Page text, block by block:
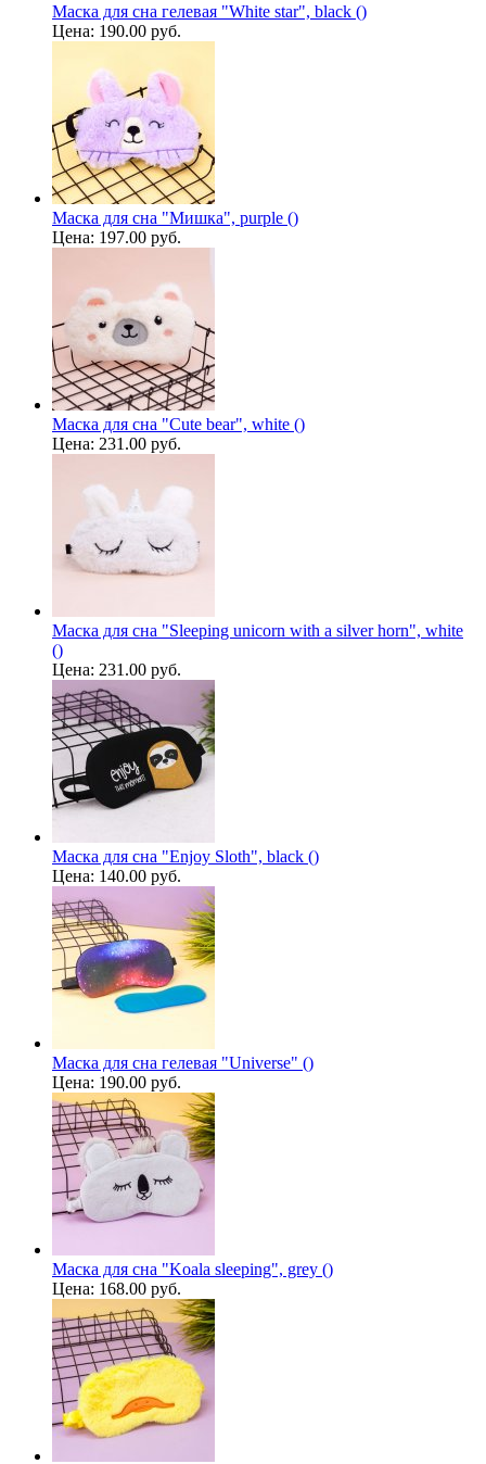
Маска для сна гелевая "White star", black ()
Цена: 190.00 руб.
Маска для сна "Мишка", purple ()
Цена: 197.00 руб.
Маска для сна "Cute bear", white ()
Цена: 231.00 руб.
Маска для сна "Sleeping unicorn with a silver horn", white
()
Цена: 231.00 руб.
Маска для сна "Enjoy Sloth", black ()
Цена: 140.00 руб.
Маска для сна гелевая "Universe" ()
Цена: 190.00 руб.
Маска для сна "Koala sleeping", grey ()
Цена: 168.00 руб.